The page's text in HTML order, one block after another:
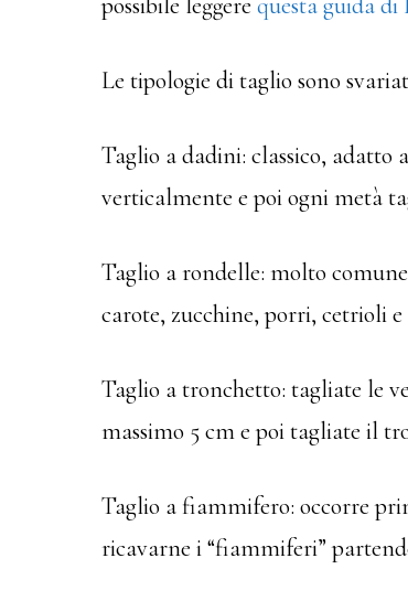
Le tipologie di taglio sono
Taglio a dadini: classico,
verticalmente e poi ogni metà
Taglio a rondelle: molto
carote, zucchine, porri, cetrioli
Taglio a tronchetto: tagliate le
massimo 5 cm e poi tagliate il
Taglio a fiammifero: occorre
ricavarne i “fiammiferi”